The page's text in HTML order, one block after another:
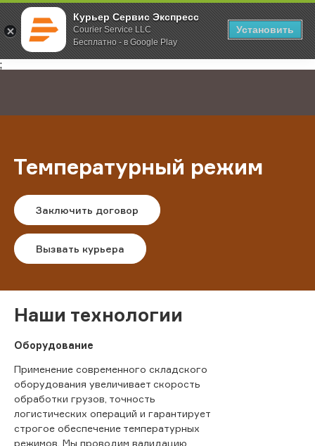
Курьер Сервис Экспресс
Courier Service LLC
Бесплатно - в Google Play
Установить
;
Главная Услуги Температурный режим
Температурный режим
Заключить договор
Вызвать курьера
Наши технологии
Оборудование
Применение современного складского
оборудования увеличивает скорость
обработки грузов, точность
логистических операций и гарантирует
строгое обеспечение температурных
режимов. Мы проводим валидацию